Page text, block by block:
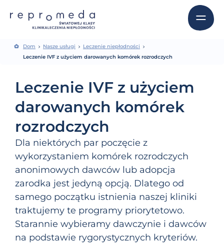
Dom Nasze usługi
Leczenie niepłodności
Leczenie IVF z użyciem darowanych komórek rozrodczych
Leczenie IVF z użyciem
darowanych komórek
rozrodczych
Dla niektórych par poczęcie z
wykorzystaniem komórek rozrodczych
anonimowych dawców lub adopcja
zarodka jest jedyną opcją. Dlatego od
samego początku istnienia naszej kliniki
traktujemy te programy priorytetowo.
Starannie wybieramy dawczynie i dawców
na podstawie rygorystycznych kryteriów.